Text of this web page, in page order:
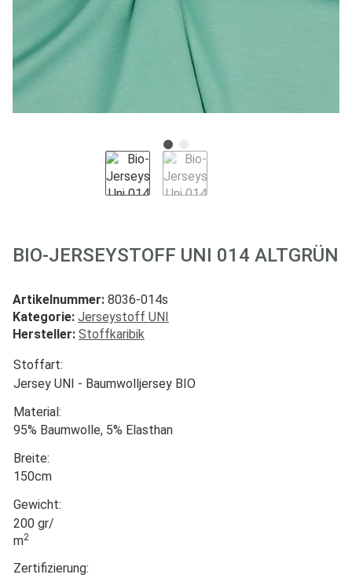
BIO-JERSEYSTOFF UNI 014 ALTGRÜN
Artikelnummer: 8036-014s
Kategorie: Jerseystoff UNI
Hersteller: Stoffkaribik
Stoffart:
Jersey UNI - Baumwolljersey BIO
Material:
95% Baumwolle, 5% Elasthan
Breite:
150cm
Gewicht:
200 gr/
m2
Zertifizierung: